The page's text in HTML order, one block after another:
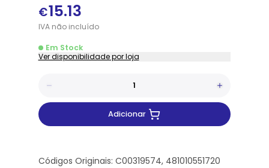
€15.13
IVAnãoincluído
Em Stock
Ver disponibilidade por loja
Adicionar
Códigos Originais: C00319574, 481010551720